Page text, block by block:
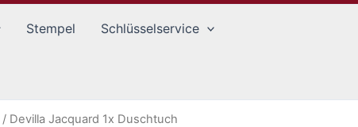
Stempel Schlüsselservice
/ Devilla Jacquard 1x Duschtuch